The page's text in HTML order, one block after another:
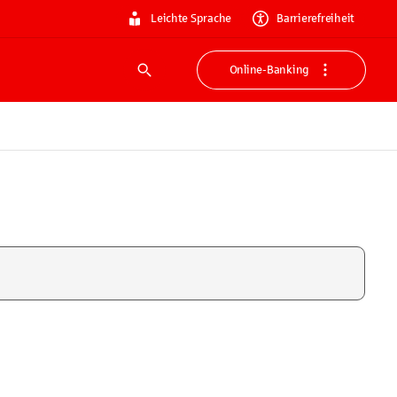
Leichte Sprache Barrierefreiheit
Suche
Online-Banking